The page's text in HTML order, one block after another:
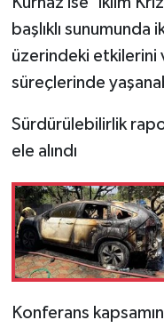
başlıklı
üzerindeki
süreçlerinde
Sürdürülebilirlik
ele alındı
Konferans